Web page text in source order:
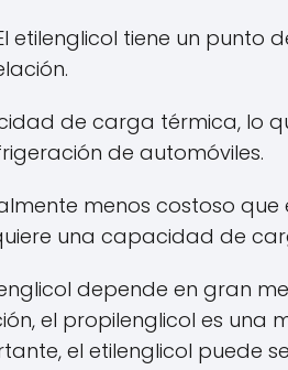
etilenglicol tiene un punto
de carga térmica, lo
de automóviles.
menos costoso
una capacidad de
depende en gran
el propilenglicol es una
el etilenglicol puede